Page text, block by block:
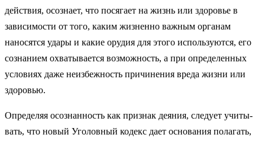
действия, осознает, что посягает на жизнь или здоровье в
зависимости от того, каким жизненно важным органам
наносятся удары и какие орудия для этого используются, его
сознанием охватывается возможность, а при определенных
условиях даже неизбежность причинения вреда жизни или
здоровью.
Определяя осознанность как признак деяния, следует учиты­
вать, что новый Уголовный кодекс дает основания полагать,